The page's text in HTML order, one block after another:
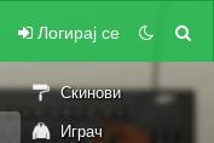
Логирај се
Скинови
Играч